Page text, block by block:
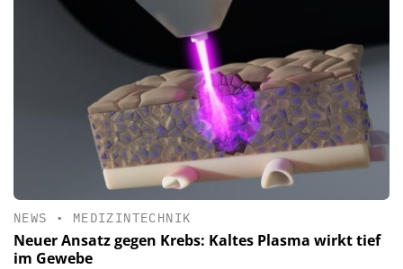
NEWS • MEDIZINTECHNIK
Neuer Ansatz gegen Krebs: Kaltes Plasma wirkt tief
im Gewebe